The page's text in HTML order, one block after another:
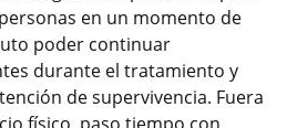
en un momento de
poder continuar
durante el tratamiento y
de supervivencia. Fuera